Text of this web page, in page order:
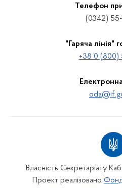
Телефон
(0342)
"Гаряча лінія"
+38 0 (800)
Власність Секретаріату
Проект реалізовано